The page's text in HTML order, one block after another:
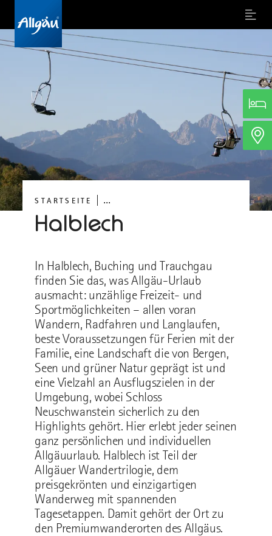
Menu
STARTSEITE ...
Halblech
In Halblech, Buching und Trauchgau
finden Sie das, was Allgäu-Urlaub
ausmacht: unzählige Freizeit- und
Sportmöglichkeiten – allen voran
Wandern, Radfahren und Langlaufen,
beste Voraussetzungen für Ferien mit der
Familie, eine Landschaft die von Bergen,
Seen und grüner Natur geprägt ist und
eine Vielzahl an Ausflugszielen in der
Umgebung, wobei Schloss
Neuschwanstein sicherlich zu den
Highlights gehört. Hier erlebt jeder seinen
ganz persönlichen und individuellen
Allgäuurlaub. Halblech ist Teil der
Allgäuer Wandertrilogie, dem
preisgekrönten und einzigartigen
Wanderweg mit spannenden
Tagesetappen. Damit gehört der Ort zu
den Premiumwanderorten des Allgäus.